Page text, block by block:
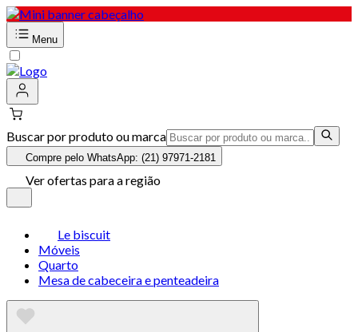
Menu
Buscar por produto ou marca
Compre pelo WhatsApp: (21) 97971-2181
Ver ofertas para a região
Le biscuit
Móveis
Quarto
Mesa de cabeceira e penteadeira